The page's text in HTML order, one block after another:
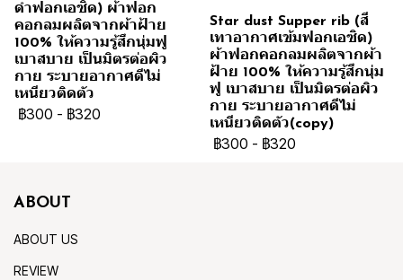
ดำฟอกเอซิด) ผ้าฟอก
คอกลมผลิตจากผ้าฝ้าย
100% ให้ความรู้สึกนุ่มฟู
เบาสบาย เป็นมิตรต่อผิว
กาย ระบายอากาศดีไม่
เหนียวติดตัว
฿300 - ฿320
Star dust Supper rib (สี
เทาอากาศเข้มฟอกเอซิด)
ผ้าฟอกคอกลมผลิตจากผ้า
ฝ้าย 100% ให้ความรู้สึกนุ่ม
ฟู เบาสบาย เป็นมิตรต่อผิว
กาย ระบายอากาศดีไม่
เหนียวติดตัว(copy)
฿300 - ฿320
ABOUT
ABOUT US
REVIEW